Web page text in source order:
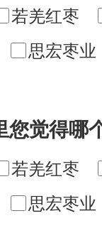
若羌红枣
思宏枣业
您觉得哪
若羌红枣
思宏枣业